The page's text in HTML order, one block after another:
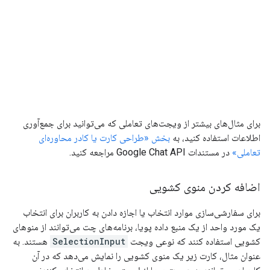
برای مثال‌های بیشتر از ویجت‌های تعاملی که می‌توانید برای جمع‌آوری
اطلاعات استفاده کنید، به بخش «طراحی کارت یا کادر محاوره‌ای
تعاملی» در مستندات Google Chat API مراجعه کنید.
اضافه کردن منوی کشویی
برای سفارشی‌سازی موارد انتخاب یا اجازه دادن به کاربران برای انتخاب
یک مورد واحد از یک منبع داده پویا، برنامه‌های چت می‌توانند از منوهای
کشویی استفاده کنند که نوعی ویجت SelectionInput هستند. به
عنوان مثال، کارت زیر یک منوی کشویی را نمایش می‌دهد که در آن